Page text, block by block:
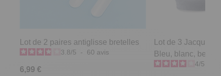
Lot de 2 paires antiglisse bretelles
3.8/5 - 60 avis
6,99 €
Lot de 3
Bleu, blanc, beige
4/5